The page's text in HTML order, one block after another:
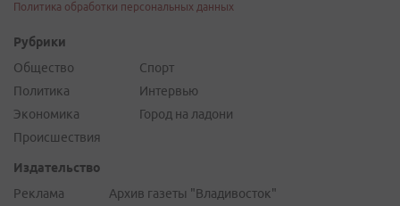
Политика обработки персональных данных
Рубрики
Общество
Политика
Экономика
Происшествия
Спорт
Интервью
Город на ладони
Издательство
Реклама
Архив газеты "Владивосток"